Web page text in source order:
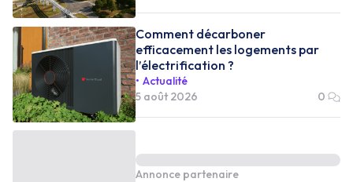
Comment décarboner
efficacement les logements par
l’électrification ?
Actualité
5 août 2026
0
Annonce partenaire